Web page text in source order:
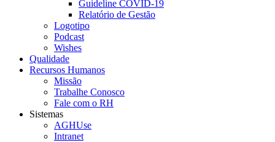
Guideline COVID-19
Relatório de Gestão
Logotipo
Podcast
Wishes
Qualidade
Recursos Humanos
Missão
Trabalhe Conosco
Fale com o RH
Sistemas
AGHUse
Intranet